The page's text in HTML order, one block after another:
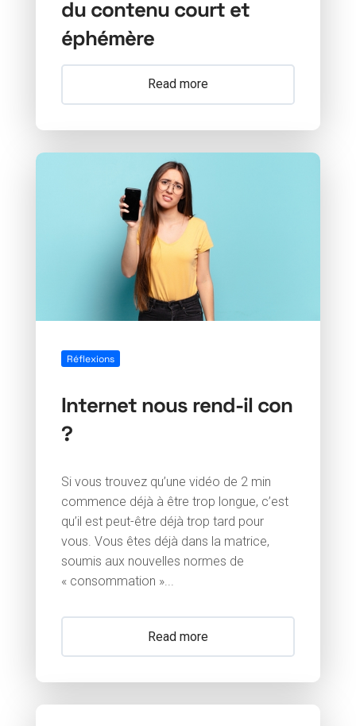
du contenu court et
éphémère
Read more
Réflexions
Internet nous rend-il con
?
Si vous trouvez qu’une vidéo de 2 min
commence déjà à être trop longue, c’est
qu’il est peut-être déjà trop tard pour
vous. Vous êtes déjà dans la matrice,
soumis aux nouvelles normes de
« consommation »...
Read more